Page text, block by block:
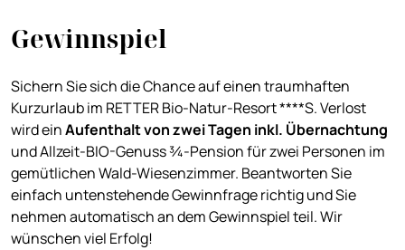
Gewinnspiel
Sichern Sie sich die Chance auf einen traumhaften
Kurzurlaub im RETTER Bio-Natur-Resort ****S. Verlost
wird einAufenthalt von zwei Tagen inkl. Übernachtung
und Allzeit-BIO-Genuss ¾-Pension für zwei Personen im
gemütlichen Wald-Wiesenzimmer. Beantworten Sie
einfach untenstehende Gewinnfrage richtig und Sie
nehmen automatisch an dem Gewinnspiel teil. Wir
wünschen viel Erfolg!